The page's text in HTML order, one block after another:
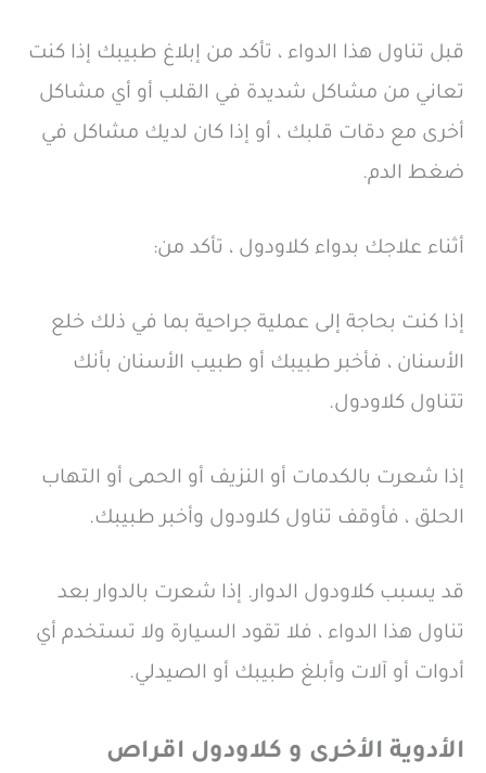
قبل تناول هذا الدواء ، تأكد من إبلاغ طبيبك إذا كنت
تعاني من مشاكل شديدة في القلب أو أي مشاكل
أخرى مع دقات قلبك ، أو إذا كان لديك مشاكل في
ضغط الدم.
أثناء علاجك بدواء كلاودول ، تأكد من:
إذا كنت بحاجة إلى عملية جراحية بما في ذلك خلع
الأسنان ، فأخبر طبيبك أو طبيب الأسنان بأنك
تتناول كلاودول.
إذا شعرت بالكدمات أو النزيف أو الحمى أو التهاب
الحلق ، فأوقف تناول كلاودول وأخبر طبيبك.
قد يسبب كلاودول الدوار. إذا شعرت بالدوار بعد
تناول هذا الدواء ، فلا تقود السيارة ولا تستخدم أي
أدوات أو آلات وأبلغ طبيبك أو الصيدلي.
الأدوية الأخرى و كلاودول اقراص